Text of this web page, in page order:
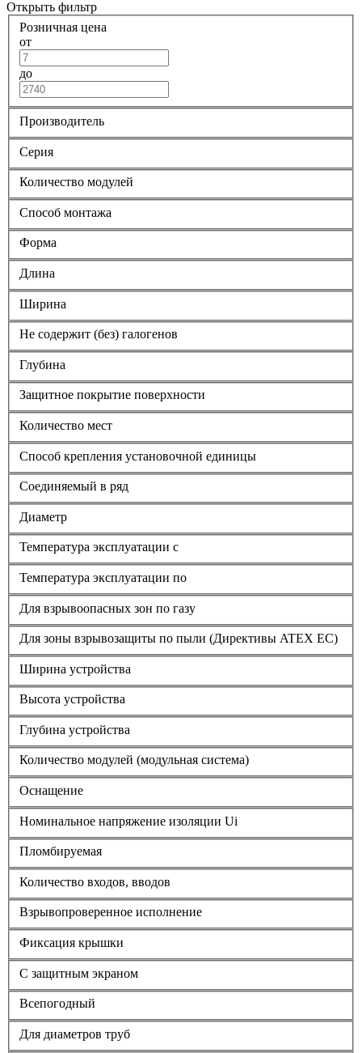
Открыть фильтр
Розничная цена
от
до
Производитель
Серия
Количество модулей
Способ монтажа
Форма
Длина
Ширина
Не содержит (без) галогенов
Глубина
Защитное покрытие поверхности
Количество мест
Способ крепления установочной единицы
Соединяемый в ряд
Диаметр
Температура эксплуатации с
Температура эксплуатации по
Для взрывоопасных зон по газу
Для зоны взрывозащиты по пыли (Директивы ATEX ЕС)
Ширина устройства
Высота устройства
Глубина устройства
Количество модулей (модульная система)
Оснащение
Номинальное напряжение изоляции Ui
Пломбируемая
Количество входов, вводов
Взрывопроверенное исполнение
Фиксация крышки
С защитным экраном
Всепогодный
Для диаметров труб